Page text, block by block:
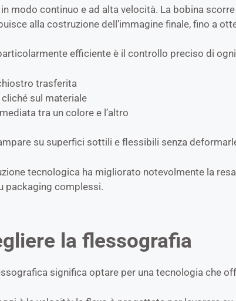
modo continuo e ad alta velocità. La bobina
alla costruzione dell’immagine finale, fino a
efficiente è il controllo preciso di
trasferita
sul materiale
tra un colore e l’altro
su superfici sottili e flessibili senza
tecnologica ha migliorato notevolmente la
packaging complessi.
la flessografia
significa optare per una tecnologia che